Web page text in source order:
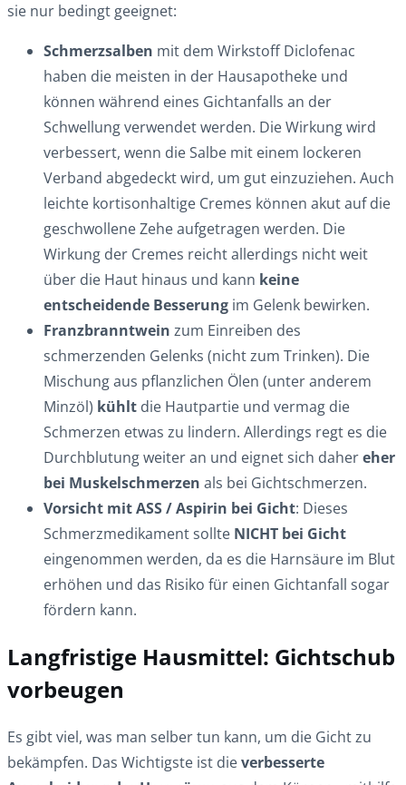
sie nur bedingt geeignet:
Schmerzsalben mit dem Wirkstoff Diclofenac
haben die meisten in der Hausapotheke und
können während eines Gichtanfalls an der
Schwellung verwendet werden. Die Wirkung wird
verbessert, wenn die Salbe mit einem lockeren
Verband abgedeckt wird, um gut einzuziehen. Auch
leichte kortisonhaltige Cremes können akut auf die
geschwollene Zehe aufgetragen werden. Die
Wirkung der Cremes reicht allerdings nicht weit
über die Haut hinaus und kann keine
entscheidende Besserung im Gelenk bewirken.
Franzbranntwein zum Einreiben des
schmerzenden Gelenks (nicht zum Trinken). Die
Mischung aus pflanzlichen Ölen (unter anderem
Minzöl) kühlt die Hautpartie und vermag die
Schmerzen etwas zu lindern. Allerdings regt es die
Durchblutung weiter an und eignet sich dahereher
bei Muskelschmerzen als bei Gichtschmerzen.
Vorsicht mit ASS / Aspirin bei Gicht: Dieses
Schmerzmedikament sollte NICHT bei Gicht
eingenommen werden, da es die Harnsäure im Blut
erhöhen und das Risiko für einen Gichtanfall sogar
fördern kann.
Langfristige Hausmittel: Gichtschub
vorbeugen
Es gibt viel, was man selber tun kann, um die Gicht zu
bekämpfen. Das Wichtigste ist dieverbesserte